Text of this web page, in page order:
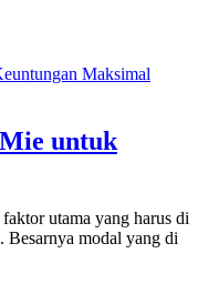
untuk
utama yang harus di
Besarnya modal yang di